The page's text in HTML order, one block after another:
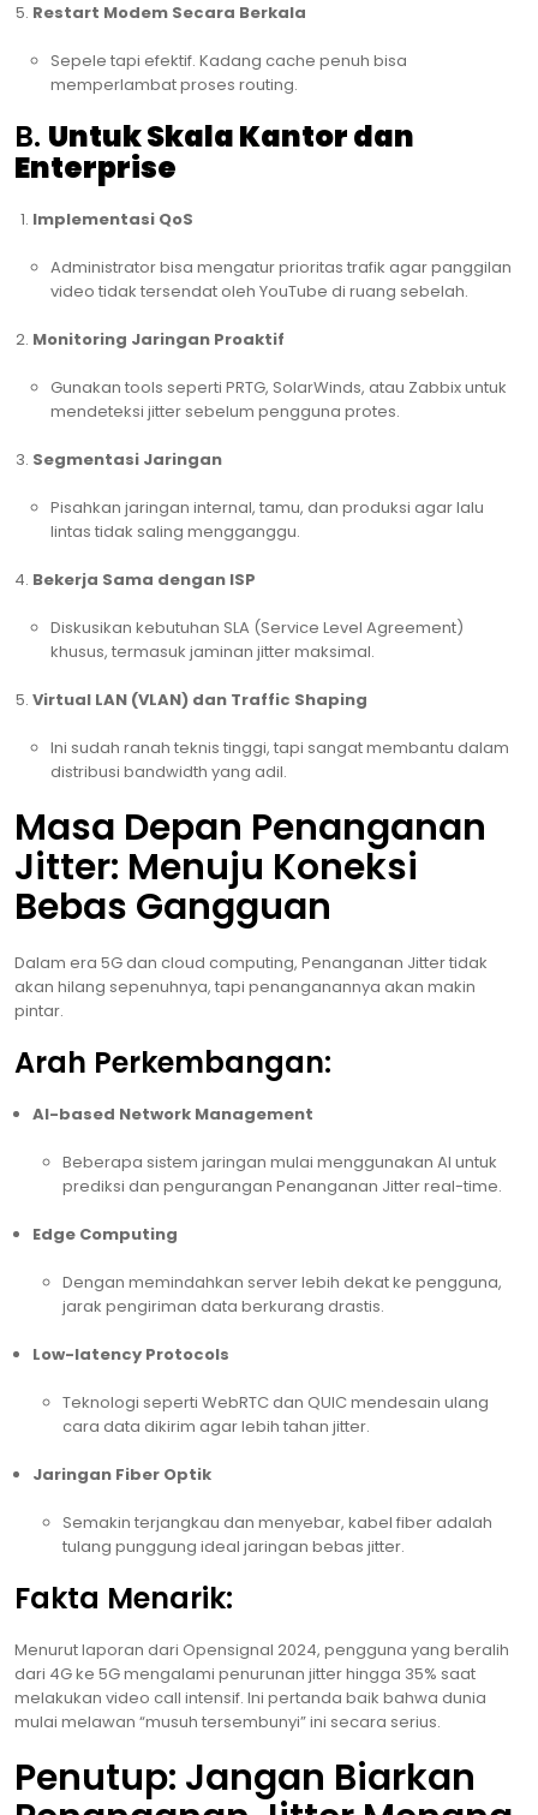
Restart Modem Secara Berkala
Sepele tapi efektif. Kadang cache penuh bisa
memperlambat proses routing.
B. Untuk Skala Kantor dan
Enterprise
Implementasi QoS
Administrator bisa mengatur prioritas trafik agar panggilan
video tidak tersendat oleh YouTube di ruang sebelah.
Monitoring Jaringan Proaktif
Gunakan tools seperti PRTG, SolarWinds, atau Zabbix untuk
mendeteksi jitter sebelum pengguna protes.
Segmentasi Jaringan
Pisahkan jaringan internal, tamu, dan produksi agar lalu
lintas tidak saling mengganggu.
Bekerja Sama dengan ISP
Diskusikan kebutuhan SLA (Service Level Agreement)
khusus, termasuk jaminan jitter maksimal.
Virtual LAN (VLAN) dan Traffic Shaping
Ini sudah ranah teknis tinggi, tapi sangat membantu dalam
distribusi bandwidth yang adil.
Masa Depan Penanganan
Jitter: Menuju Koneksi
Bebas Gangguan
Dalam era 5G dan cloud computing, Penanganan Jitter tidak
akan hilang sepenuhnya, tapi penanganannya akan makin
pintar.
Arah Perkembangan:
AI-based Network Management
Beberapa sistem jaringan mulai menggunakan AI untuk
prediksi dan pengurangan Penanganan Jitter real-time.
Edge Computing
Dengan memindahkan server lebih dekat ke pengguna,
jarak pengiriman data berkurang drastis.
Low-latency Protocols
Teknologi seperti WebRTC dan QUIC mendesain ulang
cara data dikirim agar lebih tahan jitter.
Jaringan Fiber Optik
Semakin terjangkau dan menyebar, kabel fiber adalah
tulang punggung ideal jaringan bebas jitter.
Fakta Menarik:
Menurut laporan dari Opensignal 2024, pengguna yang beralih
dari 4G ke 5G mengalami penurunan jitter hingga 35% saat
melakukan video call intensif. Ini pertanda baik bahwa dunia
mulai melawan “musuh tersembunyi” ini secara serius.
Penutup: Jangan Biarkan